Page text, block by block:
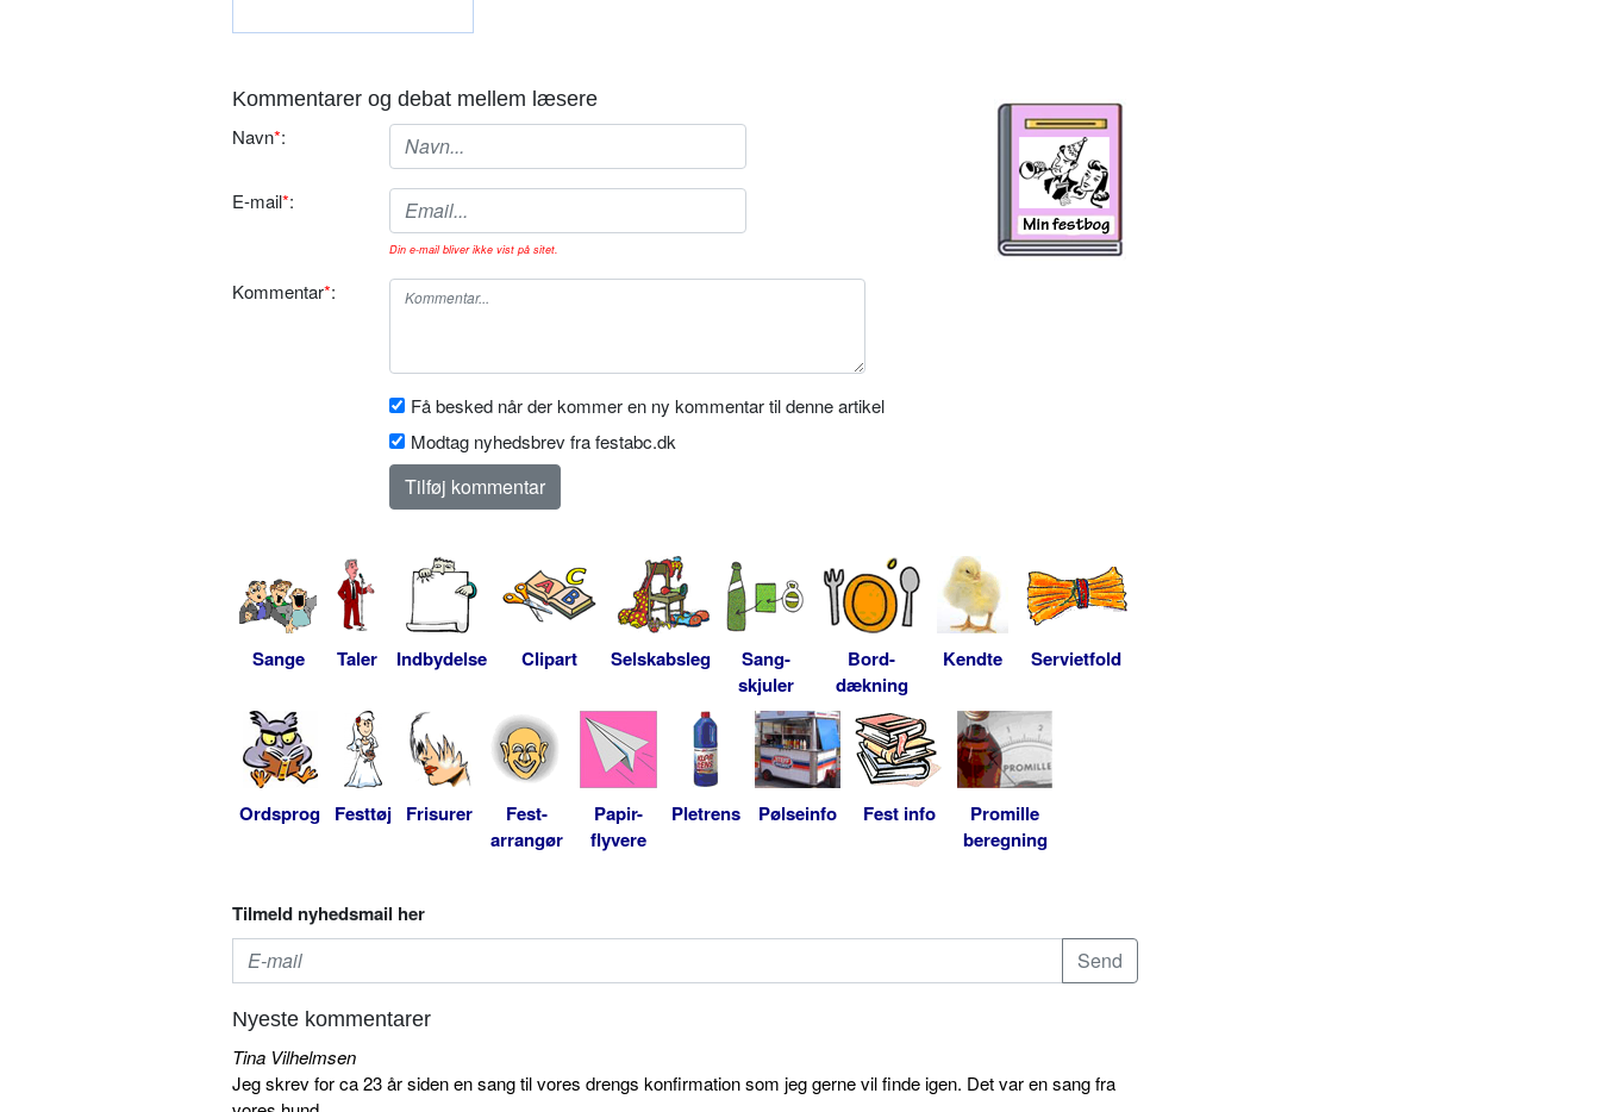
Kommentarer og debat mellem læsere
Navn*:
E-mail*:
Din e-mail bliver ikke vist på sitet.
Kommentar*:
Få besked når der kommer en ny kommentar til denne artikel
Modtag nyhedsbrev fra festabc.dk
Sange Taler Indbydelse Clipart Selskabsleg
Sang-
skjuler
Bord-
dækning
Kendte Servietfold
Ordsprog Festtøj Frisurer
Fest-
arrangør
Papir-
flyvere
Pletrens Pølseinfo Fest info
Promille
beregning
Tilmeld nyhedsmail her
Nyeste kommentarer
Tina Vilhelmsen
Jeg skrev for ca 23 år siden en sang til vores drengs konfirmation som jeg gerne vil finde igen. Det var en sang fra